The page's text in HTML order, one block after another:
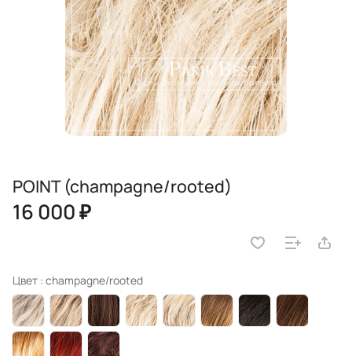
POINT (champagne/rooted)
16 000 ₽
Цвет : champagne/rooted